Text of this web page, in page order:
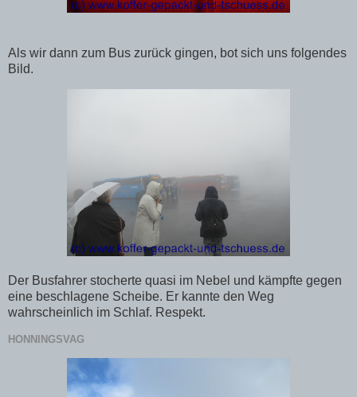
Als wir dann zum Bus zurück gingen, bot sich uns folgendes
Bild.
Der Busfahrer stocherte quasi im Nebel und kämpfte gegen
eine beschlagene Scheibe. Er kannte den Weg
wahrscheinlich im Schlaf. Respekt.
HONNINGSVAG